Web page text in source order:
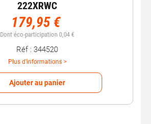
222XRWC
179,95 €
Dont éco-participation 0,04 €
Réf : 344520
Plus d'informations >
Ajouter au panier